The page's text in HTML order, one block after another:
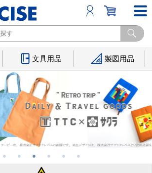
文具用品 製図用品